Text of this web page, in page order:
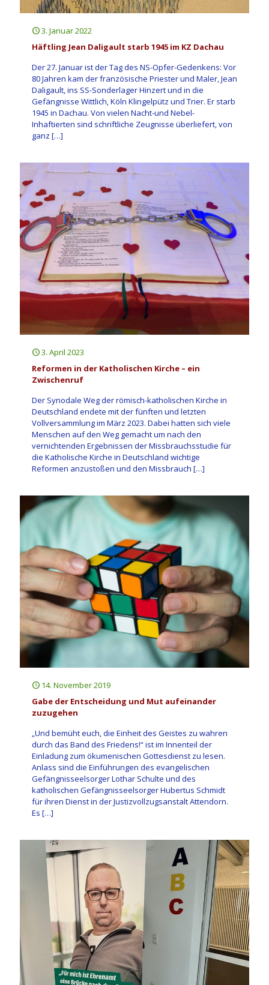
3. Januar 2022
Häftling Jean Daligault starb 1945 im KZ Dachau
Der 27. Januar ist der Tag des NS-Opfer-Gedenkens: Vor
80 Jahren kam der französische Priester und Maler, Jean
Daligault, ins SS-Sonderlager Hinzert und in die
Gefängnisse Wittlich, Köln Klingelpütz und Trier. Er starb
1945 in Dachau. Von vielen Nacht-und Nebel-
Inhaftierten sind schriftliche Zeugnisse überliefert, von
ganz […]
3. April 2023
Reformen in der Katholischen Kirche – ein
Zwischenruf
Der Synodale Weg der römisch-katholischen Kirche in
Deutschland endete mit der fünften und letzten
Vollversammlung im März 2023. Dabei hatten sich viele
Menschen auf den Weg gemacht um nach den
vernichtenden Ergebnissen der Missbrauchsstudie für
die Katholische Kirche in Deutschland wichtige
Reformen anzustoßen und den Missbrauch […]
14. November 2019
Gabe der Entscheidung und Mut aufeinander
zuzugehen
„Und bemüht euch, die Einheit des Geistes zu wahren
durch das Band des Friedens!“ ist im Innenteil der
Einladung zum ökumenischen Gottesdienst zu lesen.
Anlass sind die Einführungen des evangelischen
Gefängnisseelsorger Lothar Schulte und des
katholischen Gefängnisseelsorger Hubertus Schmidt
für ihren Dienst in der Justizvollzugsanstalt Attendorn.
Es […]